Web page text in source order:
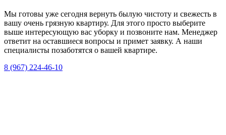
Мы готовы уже сегодня вернуть былую чистоту и свежесть в
вашу очень грязную квартиру. Для этого просто выберите
выше интересующую вас уборку и позвоните нам. Менеджер
ответит на оставшиеся вопросы и примет заявку. А наши
специалисты позаботятся о вашей квартире.
8 (967) 224-46-10